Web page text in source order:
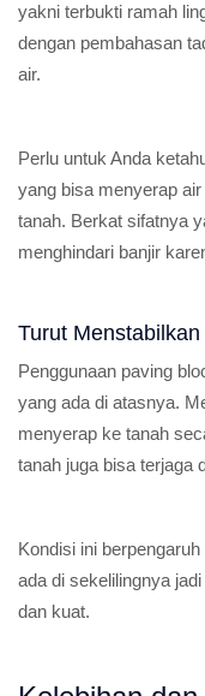
yakni terbukti ramah
dengan pembahasan
air.
Perlu untuk Anda
yang bisa menyerap
tanah. Berkat sifatnya
menghindari banjir
Turut
Penggunaan paving
yang ada di atasnya.
menyerap ke tanah
tanah juga bisa terjaga
Kondisi ini
ada di sekelilingnya
dan kuat.